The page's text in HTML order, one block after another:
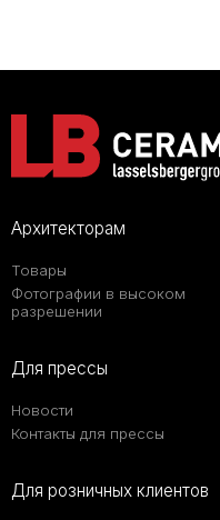
Архитекторам
Товары
Фотографии в высоком
разрешении
Для прессы
Новости
Контакты для прессы
Для розничных клиентов